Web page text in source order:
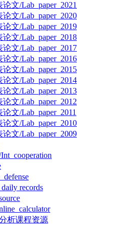
文/Lab_paper_2021
论文/Lab_paper_2020
论文/Lab_paper_2019
论文/Lab_paper_2018
论文/Lab_paper_2017
论文/Lab_paper_2016
论文/Lab_paper_2015
论文/Lab_paper_2014
论文/Lab_paper_2013
文/Lab_paper_2012
文/Lab_paper_2011
论文/Lab_paper_2010
论文/Lab_paper_2009
records
析课程资源